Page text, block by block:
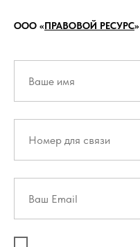
ООО «ПРАВОВОЙ РЕСУРС»